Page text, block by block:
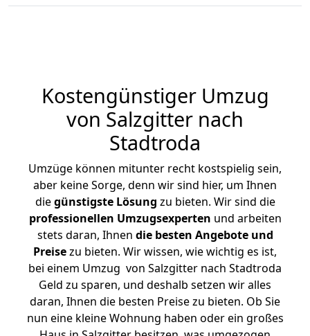
Kostengünstiger Umzug
von Salzgitter nach
Stadtroda
Umzüge können mitunter recht kostspielig sein,
aber keine Sorge, denn wir sind hier, um Ihnen
diegünstigste Lösung zu bieten. Wir sind die
professionellen Umzugsexperten und arbeiten
stets daran, Ihnen die besten Angebote und
Preisezu bieten. Wir wissen, wie wichtig es ist,
bei einem Umzug von Salzgitter nach Stadtroda
Geld zu sparen, und deshalb setzen wir alles
daran, Ihnen die besten Preise zu bieten. Ob Sie
nun eine kleine Wohnung haben oder ein großes